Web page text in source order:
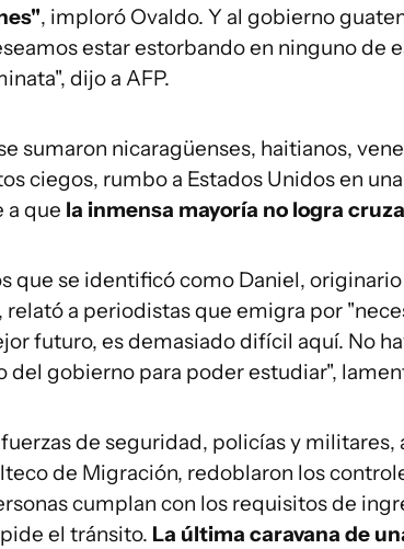
, imploró Ovaldo. Y al gobierno
estar estorbando en ninguno de
dijo a AFP.
sumaron nicaragüenses, haitianos,
ciegos, rumbo a Estados Unidos en
a que la inmensa mayoría no logra
que se identificó como Daniel,
relató a periodistas que emigra por
futuro, es demasiado difícil aquí. No
del gobierno para poder estudiar",
de seguridad, policías y militares,
de Migración, redoblaron los
cumplan con los requisitos de
el tránsito. La última caravana de